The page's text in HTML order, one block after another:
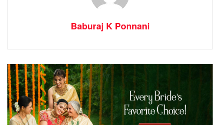
അക്കിത്തിരിപ്പാട്, ബ്രഹ്മശ്രീ നാറാസ്സ് രവീന്ദ്രൻ
ഡിസംബർ 8 നാണ് യജ്ഞം ആരംഭിച്ചത്. ശനിയാഴ്ച
8 ദിവസം നീണ്ടു നിന്ന ഋഗ്വേദലക്ഷാർച്ചന ചടങ്ങുകളുടെ
ഉദ്ഘാടനം ശ്രീ.പി.എസ്. പ്രശാന്ത് (തിരുവിതാoകൂർ
ദേവസ്വം പ്രസിഡന്റ്) നിർവഹിച്ചു. ശ്രീ.എം.ആർ മുരളി
(മലബാർ ദേവസ്വം പ്രസിഡന്റ് ) അദ്ധ്യക്ഷത വഹിച്ചു.
8 ദിവസത്തെ ഭഗവത്‌സേവ പ്രമുഖ ക്ഷേത്രങ്ങളിലെ
Baburaj K Ponnani